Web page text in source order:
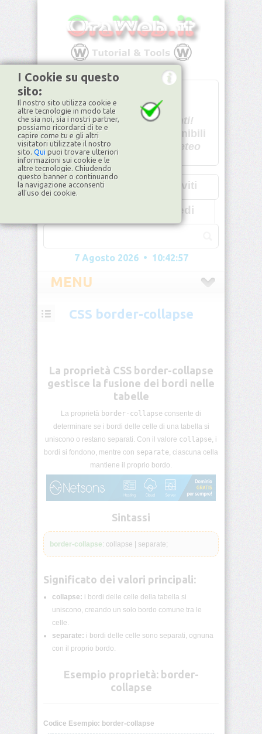
U - -
Spiacenti!
non disponibili
Dati meteo
©2026ilMeteo.it
Iscriviti
Accedi
7 Agosto 2026 • 10:42:59
MENU
CSS
Selettori
CSS
Pseudo-
classi
CSS
Browser
CSS border-collapse
La proprietà CSS border-collapse
gestisce la fusione dei bordi nelle
tabelle
La proprietà border-collapse consente di
determinare se i bordi delle celle di una tabella si
uniscono o restano separati. Con il valore collapse, i
bordi si fondono, mentre con separate, ciascuna cella
mantiene il proprio bordo.
Sintassi
border-collapse: collapse | separate;
Significato dei valori principali:
collapse: i bordi delle celle della tabella si
uniscono, creando un solo bordo comune tra le
celle.
separate: i bordi delle celle sono separati, ognuna
con il proprio bordo.
Esempio proprietà: border-
collapse
Codice Esempio: border-collapse
I Cookie su questo
sito:
Il nostro sito utilizza cookie e
altre tecnologie in modo tale
che sia noi, sia i nostri partner,
possiamo ricordarci di te e
capire come tu e gli altri
visitatori utilizzate il nostro
sito. Qui puoi trovare ulteriori
informazioni sui cookie e le
altre tecnologie. Chiudendo
questo banner o continuando
la navigazione acconsenti
all'uso dei cookie.